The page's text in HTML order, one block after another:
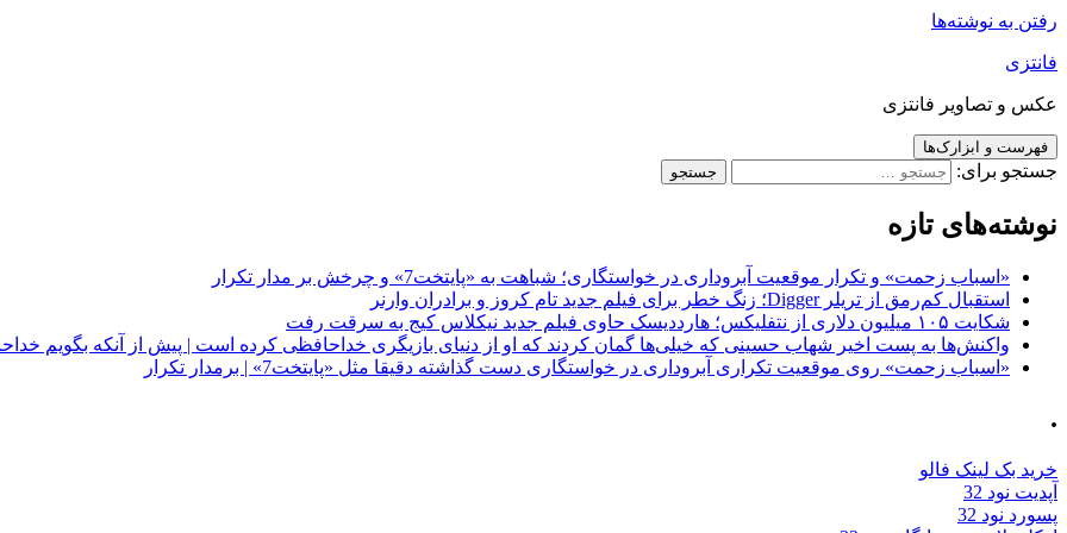
رفتن به نوشته‌ها
فانتزی
عکس و تصاویر فانتزی
فهرست و ابزارک‌ها
جستجو برای:
نوشته‌های تازه
«اسباب زحمت» و تکرار موقعیت آبروداری در خواستگاری؛ شباهت به «پایتخت7» و چرخش بر مدار تکرار
استقبال کم‌رمق از تریلر Digger؛ زنگ خطر برای فیلم جدید تام کروز و برادران وارنر
شکایت ۱۰۵ میلیون دلاری از نتفلیکس؛ هارددیسک حاوی فیلم جدید نیکلاس کیج به سرقت رفت
واکنش‌ها به پست اخیر شهاب حسینی که خیلی‌ها گمان کردند که او از دنیای بازیگری خداحافظی کرده است | پیش از آنکه بگویم
«اسباب زحمت» روی موقعیت تکراری آبروداری در خواستگاری دست گذاشته دقیقا مثل «پایتخت7» | برمدار تکرار
.
خرید بک لینک فالو
آپدیت نود 32
پسورد نود 32